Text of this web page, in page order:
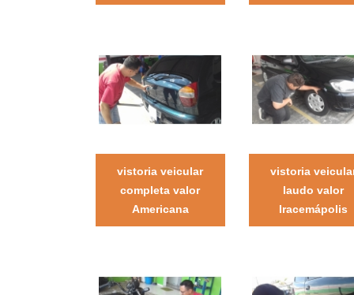
vistoria veicular
completa valor
Americana
vistoria
laudo valor
Iracemápolis